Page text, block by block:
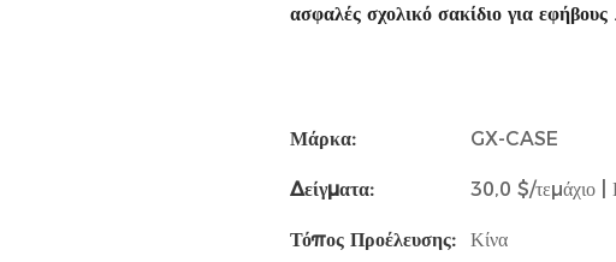
ασφαλές σχολικό σακίδιο για εφήβους .
Μάρκα: GX-CASE
Δείγματα: 30,0 $/τεμάχιο |
Τόπος Προέλευσης: Κίνα